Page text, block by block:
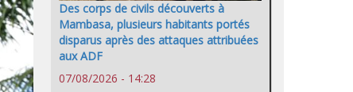
Des corps de civils découverts à
Mambasa, plusieurs habitants portés
disparus après des attaques attribuées
aux ADF
07/08/2026 - 14:28